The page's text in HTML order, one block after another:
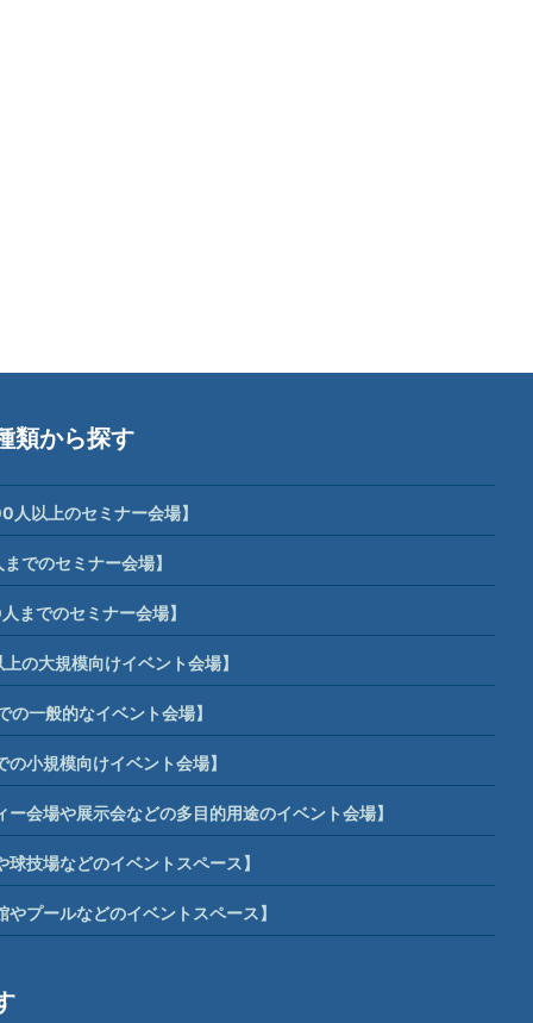
類から探す
以上のセミナー会場】
でのセミナー会場】
までのセミナー会場】
の大規模向けイベント会場】
一般的なイベント会場】
小規模向けイベント会場】
会場や展示会などの多目的用途のイベント会場】
技場などのイベントスペース】
プールなどのイベントスペース】